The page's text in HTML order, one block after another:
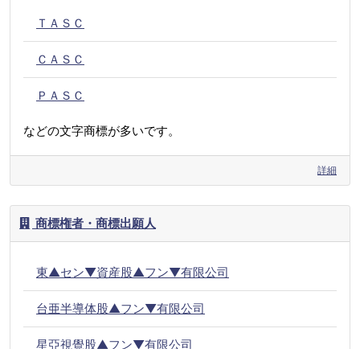
ＴＡＳＣ
ＣＡＳＣ
ＰＡＳＣ
などの文字商標が多いです。
詳細
商標権者・商標出願人
東▲セン▼資産股▲フン▼有限公司
台亜半導体股▲フン▼有限公司
星亞視覺股▲フン▼有限公司